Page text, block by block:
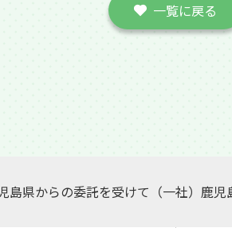
一覧に戻る
島県からの委託を受けて（一社）鹿